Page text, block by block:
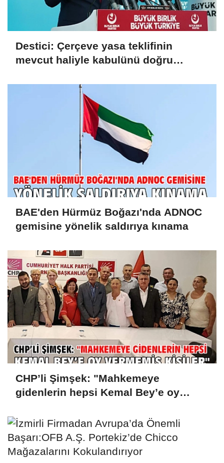
Destici: Çerçeve yasa teklifinin
mevcut haliyle kabulünü doğru
BAE'den Hürmüz Boğazı'nda ADNOC
gemisine yönelik saldırıya kınama
CHP’li Şimşek: "Mahkemeye
gidenlerin hepsi Kemal Bey’e oy